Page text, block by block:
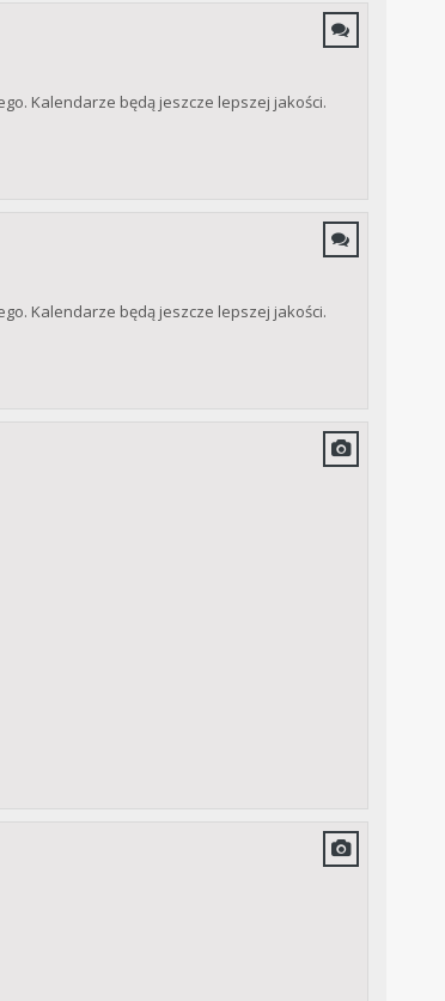
Kalendarze będą jeszcze lepszej jakości.
Kalendarze będą jeszcze lepszej jakości.